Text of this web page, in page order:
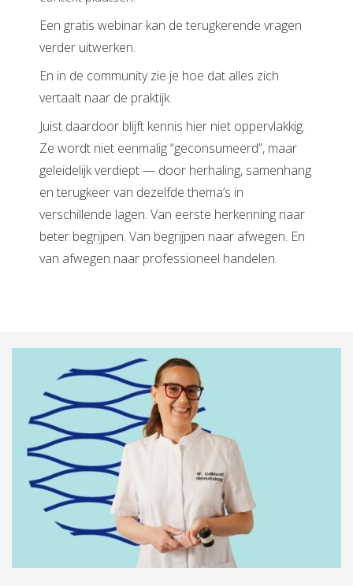
Een gratis webinar kan de terugkerende vragen
verder uitwerken.
En in de community zie je hoe dat alles zich
vertaalt naar de praktijk.
Juist daardoor blijft kennis hier niet oppervlakkig.
Ze wordt niet eenmalig “geconsumeerd”, maar
geleidelijk verdiept — door herhaling, samenhang
en terugkeer van dezelfde thema’s in
verschillende lagen. Van eerste herkenning naar
beter begrijpen. Van begrijpen naar afwegen. En
van afwegen naar professioneel handelen.